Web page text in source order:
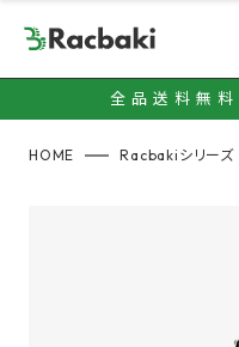
全品送料無料
HOME Racbakiシリーズ